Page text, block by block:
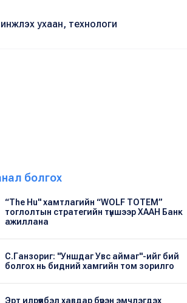
ухаан, технологи
болгох
“The Hu" хамтлагийн “WOLF TOTEM”
тоглолтын стратегийн түншээр ХААН Банк
ажиллана
С.Ганзориг: "Уншдаг Увс аймаг"-ийг бий
болгох нь бидний хамгийн том зорилго
Эрт илрүүлбэл хавдар бүрэн эмчлэгдэх